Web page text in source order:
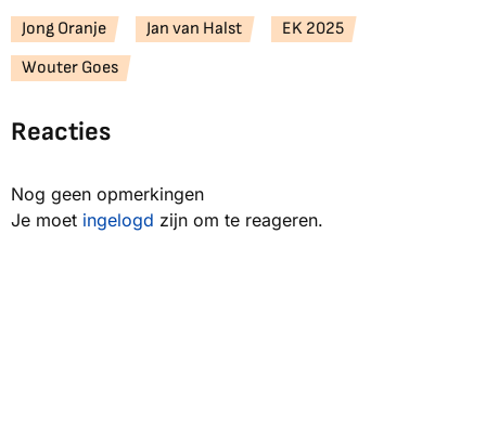
Jong Oranje Jan van Halst
EK 2025
Wouter Goes
Reacties
Nog geen opmerkingen
Je moet ingelogd zijn om te reageren.